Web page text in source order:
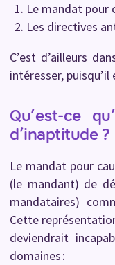
Le mandat pour
Les directives
C’est d’ailleurs
intéresser,
Qu’est-ce
d’inaptitude ?
Le mandat pour
(le mandant) de
mandataires)
Cette
deviendrait
domaines :